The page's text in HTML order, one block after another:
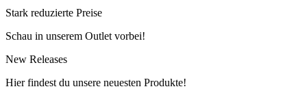
Stark reduzierte Preise
Schau in unserem Outlet vorbei!
New Releases
Hier findest du unsere neuesten Produkte!